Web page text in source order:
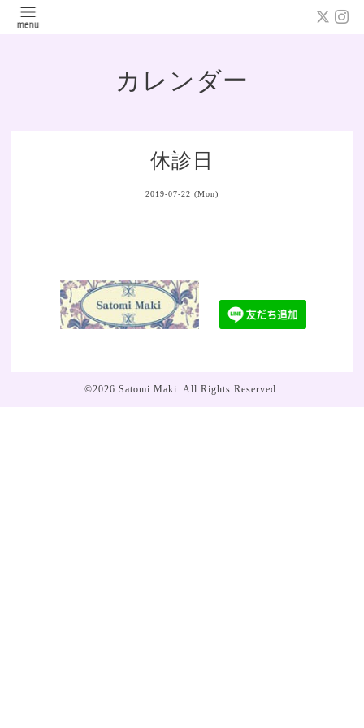
カレンダー
休診日
2019-07-22 (Mon)
©2026 Satomi Maki. All Rights Reserved.